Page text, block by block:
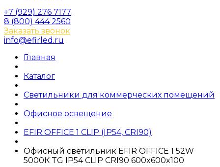
+7 (929) 276 7177
8 (800) 444 2560
Заказать звонок
info@efirled.ru
Главная
Каталог
Светильники для коммерческих помещений
Офисное освещение
EFIR OFFICE 1 CLIP (IP54, CRI90)
Офисный светильник EFIR OFFICE 1 52W
5000К TG IP54 CLIP CRI90 600x600x100